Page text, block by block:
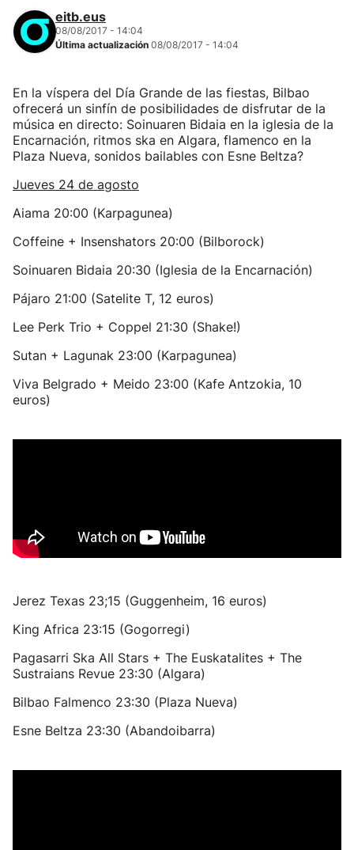
eitb.eus
08/08/2017 - 14:04
Última actualización 08/08/2017 - 14:04
En la víspera del Día Grande de las fiestas, Bilbao
ofrecerá un sinfín de posibilidades de disfrutar de la
música en directo: Soinuaren Bidaia en la iglesia de la
Encarnación, ritmos ska en Algara, flamenco en la
Plaza Nueva, sonidos bailables con Esne Beltza?
Jueves 24 de agosto
Aiama 20:00 (Karpagunea)
Coffeine + Insenshators 20:00 (Bilborock)
Soinuaren Bidaia 20:30 (Iglesia de la Encarnación)
Pájaro 21:00 (Satelite T, 12 euros)
Lee Perk Trio + Coppel 21:30 (Shake!)
Sutan + Lagunak 23:00 (Karpagunea)
Viva Belgrado + Meido 23:00 (Kafe Antzokia, 10
euros)
Jerez Texas 23;15 (Guggenheim, 16 euros)
King Africa 23:15 (Gogorregi)
Pagasarri Ska All Stars + The Euskatalites + The
Sustraians Revue 23:30 (Algara)
Bilbao Falmenco 23:30 (Plaza Nueva)
Esne Beltza 23:30 (Abandoibarra)